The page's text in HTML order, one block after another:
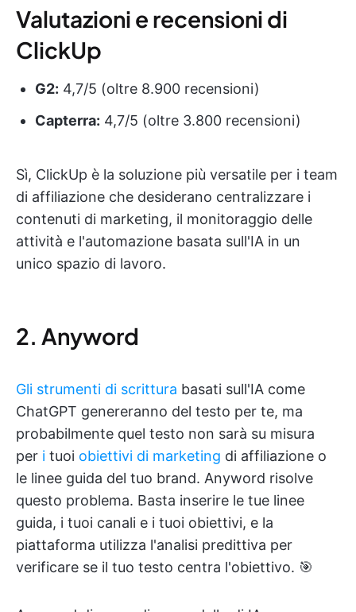
Valutazioni e recensioni di
ClickUp
G2: 4,7/5 (oltre 8.900 recensioni)
Capterra: 4,7/5 (oltre 3.800 recensioni)
Sì, ClickUp è la soluzione più versatile per i team
di affiliazione che desiderano centralizzare i
contenuti di marketing, il monitoraggio delle
attività e l'automazione basata sull'IA in un
unico spazio di lavoro.
2. Anyword
Gli strumenti di scrittura basati sull'IA come
ChatGPT genereranno del testo per te, ma
probabilmente quel testo non sarà su misura
per i tuoi obiettivi di marketing di affiliazione o
le linee guida del tuo brand. Anyword risolve
questo problema. Basta inserire le tue linee
guida, i tuoi canali e i tuoi obiettivi, e la
piattaforma utilizza l'analisi predittiva per
verificare se il tuo testo centra l'obiettivo. 🎯